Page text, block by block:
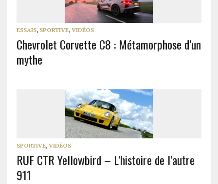
ESSAIS, SPORTIVE, VIDÉOS
Chevrolet Corvette C8 : Métamorphose d’un
mythe
SPORTIVE, VIDÉOS
RUF CTR Yellowbird – L’histoire de l’autre
911